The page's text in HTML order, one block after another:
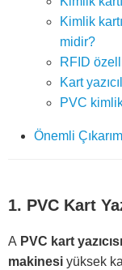
Kimlik
midir?
RFID
Kart
PVC
Önemli
1. PVC Kart
A PVC kart yazıcısı
makinesi yüksek